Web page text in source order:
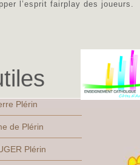
l’esprit fairplay des joueurs.
Plérin
de Plérin
Plérin